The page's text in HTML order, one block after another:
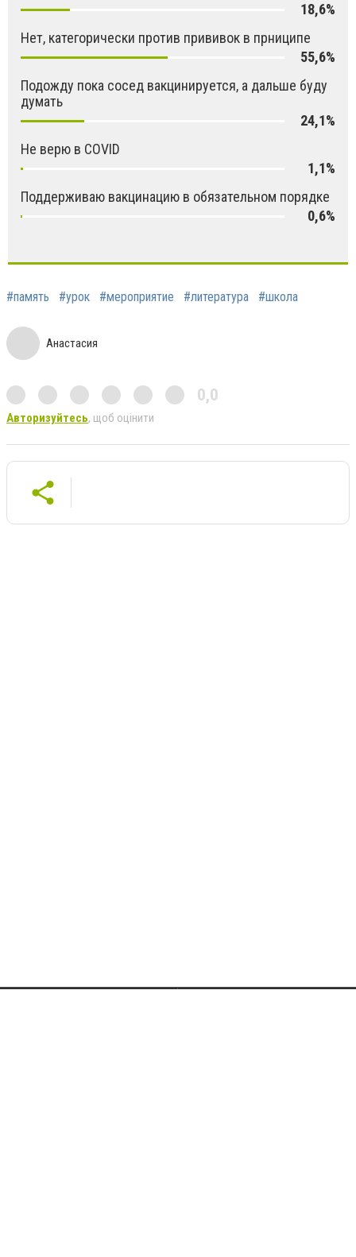
18,6%
Нет, категорически против прививок в прниципе
55,6%
Подожду пока сосед вакцинируется, а дальше буду
думать
24,1%
Не верю в COVID
1,1%
Поддерживаю вакцинацию в обязательном порядке
0,6%
#память #урок #мероприятие #литература #школа
Анастасия
0,0
Авторизуйтесь, щоб оцінити